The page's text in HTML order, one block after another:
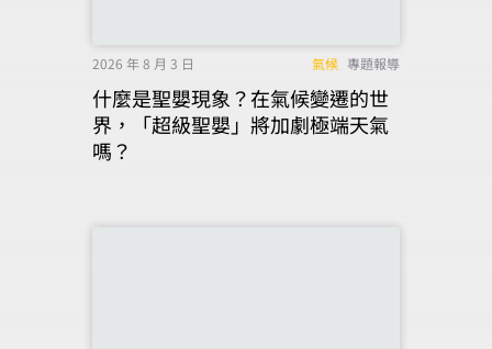
2026 年 8 月 3 日 氣候 專題報導
什麼是聖嬰現象？在氣候變遷的世
界，「超級聖嬰」將加劇極端天氣
嗎？